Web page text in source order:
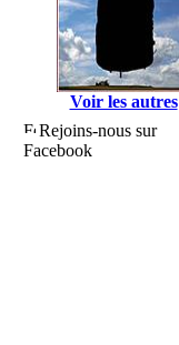
Voir les autres
Rejoins-nous sur
Facebook